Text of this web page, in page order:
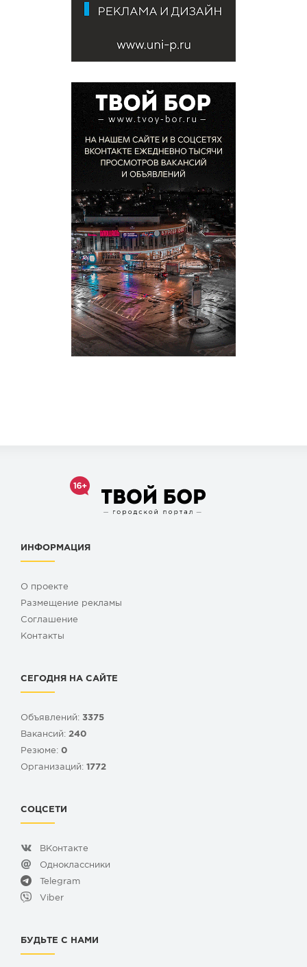
ИНФОРМАЦИЯ
О проекте
Размещение рекламы
Cоглашение
Контакты
СЕГОДНЯ НА САЙТЕ
Объявлений: 3375
Вакансий: 240
Резюме: 0
Организаций: 1772
СОЦСЕТИ
ВКонтакте
Одноклассники
Telegram
Viber
БУДЬТЕ С НАМИ